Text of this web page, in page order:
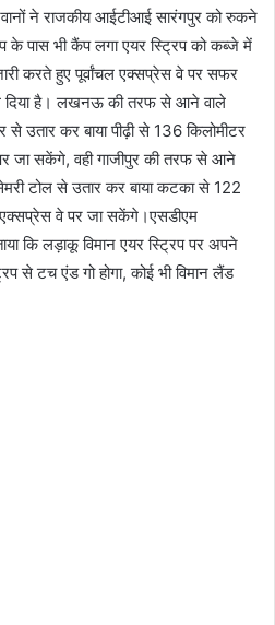
ने राजकीय आईटीआई सारंगपुर को रुकने
के पास भी कैंप लगा एयर स्ट्रिप को कब्जे में
करते हुए पूर्वांचल एक्सप्रेस वे पर सफर
दिया है। लखनऊ की तरफ से आने वाले
से उतार कर बाया पीढ़ी से 136 किलोमीटर
जा सकेंगे, वही गाजीपुर की तरफ से आने
टोल से उतार कर बाया कटका से 122
एक्सप्रेस वे पर जा सकेंगे।एसडीएम
कि लड़ाकू विमान एयर स्ट्रिप पर अपने
से टच एंड गो होगा, कोई भी विमान लैंड